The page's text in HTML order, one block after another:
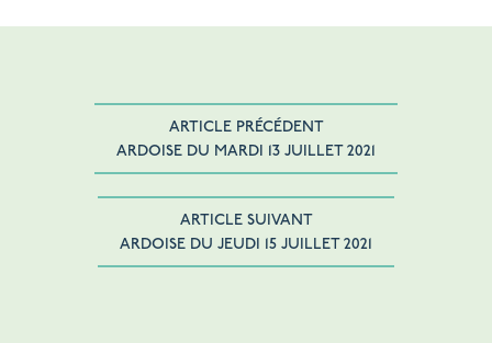
ARTICLE PRÉCÉDENT
ARDOISE DU MARDI 13 JUILLET 2021
ARTICLE SUIVANT
ARDOISE DU JEUDI 15 JUILLET 2021